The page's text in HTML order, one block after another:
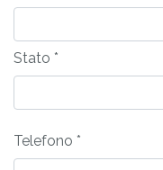
Stato *
Telefono *